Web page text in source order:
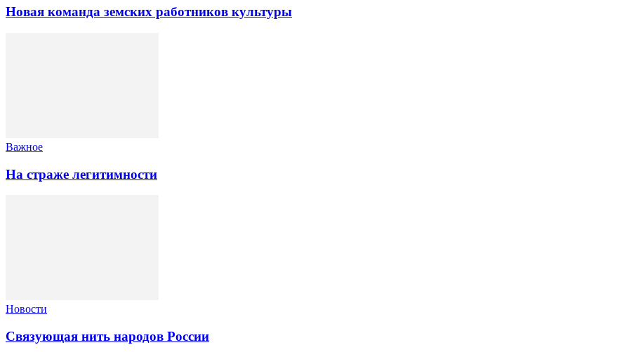
Новая команда земских работников культуры
Важное
На страже легитимности
Новости
Связующая нить народов России